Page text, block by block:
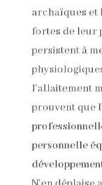
archaïques et
fortes de leur
persistent à
l’allaitement
prouvent que l’
personnelle